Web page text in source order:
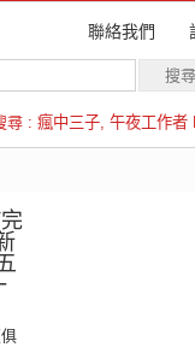
聯絡我們
尋 : 瘋中三子, 午夜工作者